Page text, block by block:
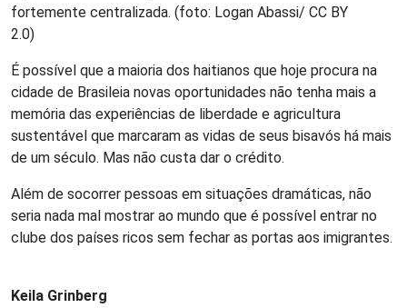
fortemente centralizada. (foto: Logan Abassi/ CC BY
2.0)
É possível que a maioria dos haitianos que hoje procura na
cidade de Brasileia novas oportunidades não tenha mais a
memória das experiências de liberdade e agricultura
sustentável que marcaram as vidas de seus bisavós há mais
de um século. Mas não custa dar o crédito.
Além de socorrer pessoas em situações dramáticas, não
seria nada mal mostrar ao mundo que é possível entrar no
clube dos países ricos sem fechar as portas aos imigrantes.
Keila Grinberg